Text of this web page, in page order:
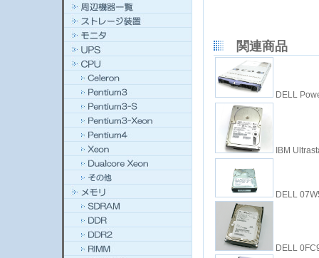
関連商品
DELL
IBM
DELL
DELL